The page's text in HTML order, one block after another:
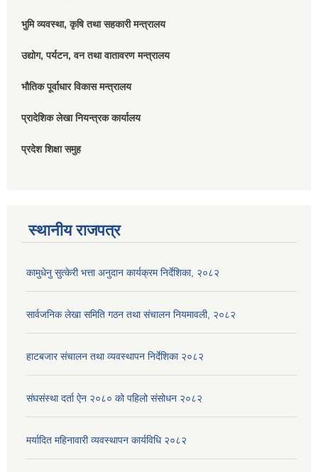
भुमि व्यवस्था, कृषि तथा सहकारी मन्त्रालय
उद्योग, पर्यटन, वन तथा वातावरण मन्त्रालय
भौतिक पूर्वाधार विकास मन्त्रालय
प्रादेशिक लेखा नियन्त्रक कार्यालय
प्रदेश शिक्षा समुह
स्थानीय राजपत्र
कामुधेनु सुत्केरी भत्ता अनुदान कार्यक्रम निर्देशिका, २०८२
सार्वजनिक लेखा समिति गठन तथा संचालन नियमावली, २०८२
हाटबजार संचालन तथा व्यवस्थापन निर्देशिका २०८२
संघसंस्था दर्ता ऐन २०८० को पहिलो संसोधन २०८२
मर्यादित महिनावारी व्यवस्थापन कार्यविधि २०८२